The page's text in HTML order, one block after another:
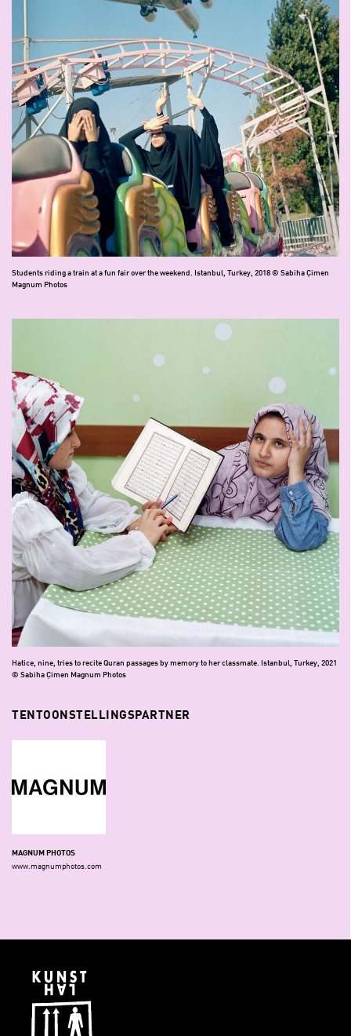
Students riding a train at a fun fair over the weekend. Istanbul, Turkey, 2018 © Sabiha Çimen
Magnum Photos
Hatice, nine, tries to recite Quran passages by memory to her classmate. Istanbul, Turkey, 2021
© Sabiha Çimen Magnum Photos
TENTOONSTELLINGSPARTNER
MAGNUM PHOTOS
www.magnumphotos.com